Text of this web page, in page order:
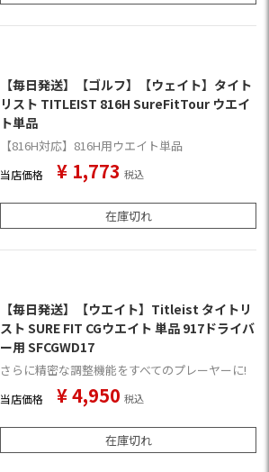
【毎日発送】【ゴルフ】【ウェイト】タイト
リスト TITLEIST 816H SureFitTour ウエイ
ト単品
【816H対応】816H用ウエイト単品
当店価格 ¥ 1,773 税込
在庫切れ
【毎日発送】【ウエイト】Titleist タイトリ
スト SURE FIT CGウエイト 単品 917ドライバ
ー用 SFCGWD17
さらに精密な調整機能をすべてのプレーヤーに!
当店価格 ¥4,950 税込
在庫切れ